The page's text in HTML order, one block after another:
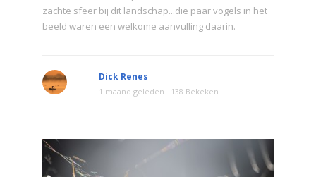
zachte sfeer bij dit landschap...die paar vogels in het
beeld waren een welkome aanvulling daarin.
Dick Renes
1 maand geleden 138 Bekeken